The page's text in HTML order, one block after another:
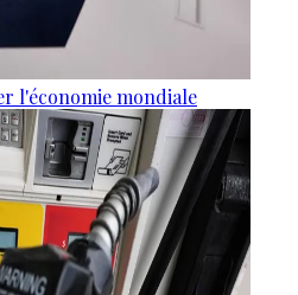
l'économie mondiale